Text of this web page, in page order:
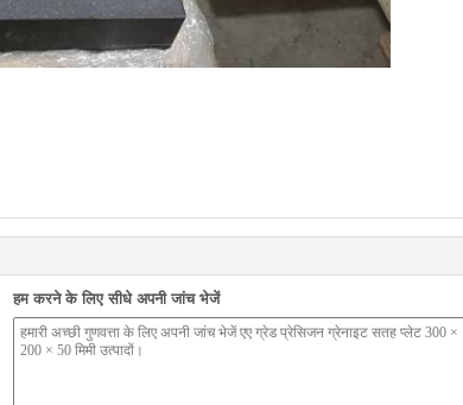
हम करने के लिए सीधे अपनी जांच भेजें